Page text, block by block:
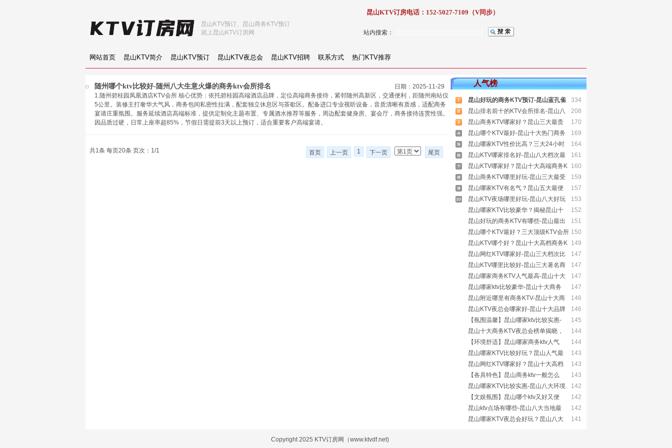
站内搜索：
网站首页 昆山KTV简介 昆山KTV预订 昆山KTV夜总会 昆山KTV招聘 联系方式 热门KTV推荐
昆山KTV预订、昆山商务KTV预订
就上昆山KTV订房网
昆山KTV订房电话：152-5027-7109（V同步）
人气榜
334
昆山好玩的商务KTV预订-昆山蓝孔雀
208
昆山排名前十的KTV会所排名-昆山八
170
昆山商务KTV哪家好？昆山三大最贵
169
昆山哪个KTV最好-昆山十大热门商务
164
昆山哪家KTV性价比高？三大24小时
161
昆山KTV哪家排名好-昆山八大档次最
160
昆山KTV哪家好？昆山十大高端商务K
159
昆山商务KTV哪里好玩-昆山三大最受
157
昆山哪家KTV有名气？昆山五大最便
153
昆山KTV夜场哪里好玩-昆山八大好玩
152
昆山哪家KTV比较豪华？揭秘昆山十
151
昆山好玩的商务KTV有哪些-昆山最出
150
昆山哪个KTV最好？三大顶级KTV会所
149
昆山KTV哪个好？昆山十大高档商务K
147
昆山网红KTV哪家好-昆山三大档次比
147
昆山KTV哪里比较好-昆山三大著名商
147
昆山哪家商务KTV人气最高-昆山十大
147
昆山哪家ktv比较豪华-昆山十大商务
146
昆山附近哪里有商务KTV-昆山十大商
146
昆山KTV夜总会哪家好-昆山十大品牌
145
【氛围温馨】昆山哪家ktv比较实惠-
144
昆山十大商务KTV夜总会榜单揭晓，
144
【环境舒适】昆山哪家商务ktv人气
143
昆山哪家KTV比较好玩？昆山人气最
143
昆山网红KTV哪家好？昆山十大高档
143
【各具特色】昆山商务ktv一般怎么
142
昆山哪家KTV比较实惠-昆山八大环境
142
【文娱氛围】昆山哪个ktv又好又便
142
昆山ktv点场有哪些-昆山八大当地最
141
昆山哪家KTV夜总会好玩？昆山八大
随州哪个ktv比较好-随州八大生意火爆的商务ktv会所排名
日期：2025-11-29
1.随州碧桂园凤凰酒店KTV会所 核心优势：依托碧桂园高端酒店品牌，定位高端商务接待，紧邻随州高新区，交通便利，距随州南站仅
5公里。装修主打奢华大气风，商务包间私密性拉满，配套独立休息区与茶歇区。配备进口专业视听设备，音质清晰有质感，适配商务
宴请庄重氛围。服务延续酒店高端标准，提供定制化主题布置、专属酒水推荐等服务，周边配套健身房、宴会厅，商务接待连贯性强。
因品质过硬，日常上座率超85%，节假日需提前3天以上预订，适合重要客户高端宴请。
共1条 每页20条 页次：1/1 首页 上一页 1 下一页 尾页
Copyright 2025 KTV订房网（www.ktvdf.net)